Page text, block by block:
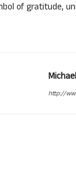
of gratitude,
http://